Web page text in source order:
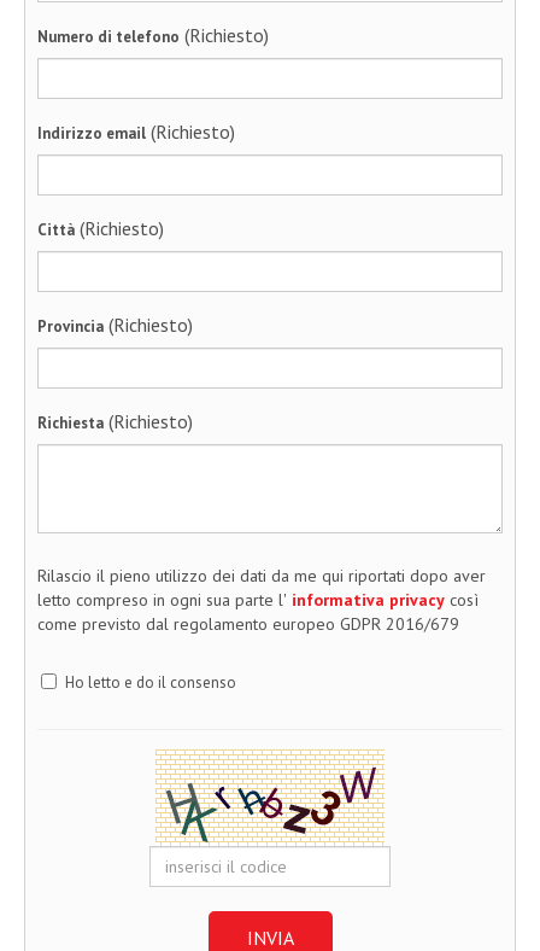
Numero di telefono (Richiesto)
Indirizzo email (Richiesto)
Città (Richiesto)
Provincia (Richiesto)
Richiesta (Richiesto)
Rilascio il pieno utilizzo dei dati da me qui riportati dopo aver
letto compreso in ogni sua parte l' informativa privacy
come previsto dal regolamento europeo GDPR 2016/679
Ho letto e do il consenso
INVIA